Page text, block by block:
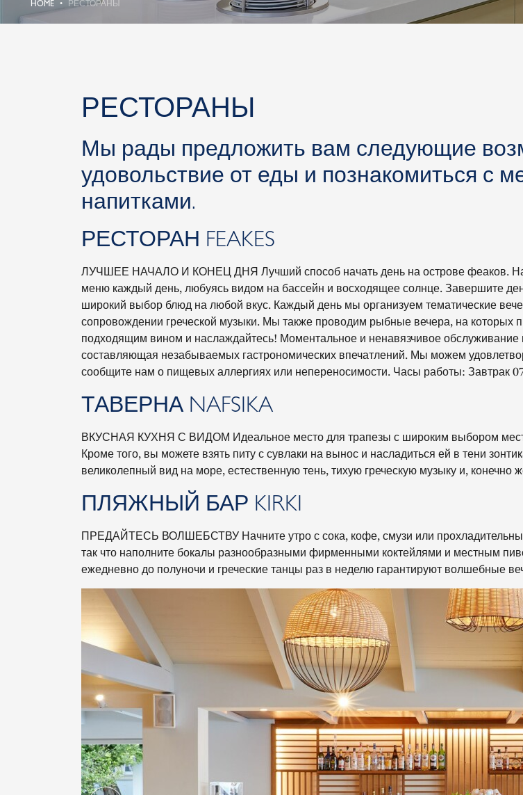
HOME РЕСТОРАНЫ
РЕСТОРАНЫ
Мы рады предложить вам следующие
удовольствие от еды и познакомиться с
напитками.
РЕСТОРАН FEAKES
ЛУЧШЕЕ НАЧАЛО И КОНЕЦ ДНЯ Лучший способ начать день на острове феаков.
меню каждый день, любуясь видом на бассейн и восходящее солнце. Завершите
широкий выбор блюд на любой вкус. Каждый день мы организуем тематические
сопровождении греческой музыки. Мы также проводим рыбные вечера, на которых
подходящим вином и наслаждайтесь! Моментальное и ненавязчивое
составляющая незабываемых гастрономических впечатлений. Мы можем
сообщите нам о пищевых аллергиях или непереносимости. Часы работы: Завтрак
ТАВЕРНА NAFSIKA
ВКУСНАЯ КУХНЯ С ВИДОМ Идеальное место для трапезы с широким выбором
Кроме того, вы можете взять питу с сувлаки на вынос и насладиться ей в тени
великолепный вид на море, естественную тень, тихую греческую музыку и,
ПЛЯЖНЫЙ БАР KIRKI
ПРЕДАЙТЕСЬ ВОЛШЕБСТВУ Начните утро с сока, кофе, смузи или
так что наполните бокалы разнообразными фирменными коктейлями и местным
ежедневно до полуночи и греческие танцы раз в неделю гарантируют волшебные